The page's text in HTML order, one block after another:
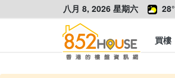
八月 8, 2026 星期六 28°
買樓